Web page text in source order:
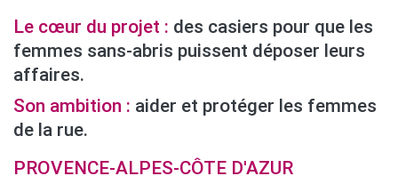
Le cœur du projet : des casiers pour que les
femmes sans-abris puissent déposer leurs
affaires.
Son ambition : aider et protéger les femmes
de la rue.
PROVENCE-ALPES-CÔTE D'AZUR